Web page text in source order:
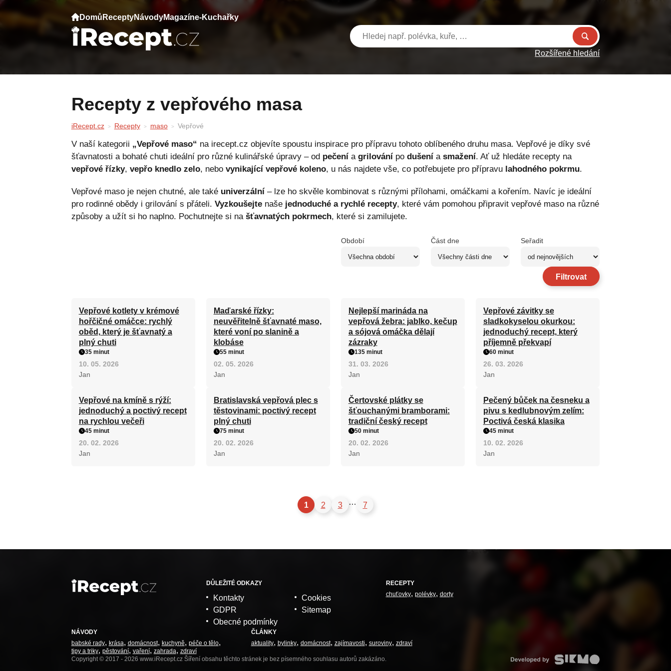
Domů ReceptyNávodyMagazíne-Kuchařky
Rozšířené hledání
Recepty z vepřového masa
iRecept.cz Recepty maso Vepřové
V naší kategorii „Vepřové maso“ na irecept.cz objevíte spoustu inspirace pro přípravu tohoto oblíbeného druhu masa. Vepřové je díky své
šťavnatosti a bohaté chuti ideální pro různé kulinářské úpravy – od pečenía grilovánípo dušenía smažení. Ať už hledáte recepty na
vepřové řízky, vepřo knedlo zelo, nebo vynikající vepřové koleno, u nás najdete vše, co potřebujete pro přípravu lahodného pokrmu.
Vepřové maso je nejen chutné, ale také univerzální– lze ho skvěle kombinovat s různými přílohami, omáčkami a kořením. Navíc je ideální
pro rodinné obědy i grilování s přáteli. Vyzkoušejtenaše jednoduché a rychlé recepty, které vám pomohou připravit vepřové maso na různé
způsoby a užít si ho naplno. Pochutnejte si na šťavnatých pokrmech, které si zamilujete.
Období Část dne Seřadit
Filtrovat
Vepřové kotlety v krémové
hořčičné omáčce: rychlý
oběd, který je šťavnatý a
plný chuti
35 minut
10. 05. 2026
Jan
Maďarské řízky:
neuvěřitelně šťavnaté maso,
které voní po slanině a
klobáse
55 minut
02. 05. 2026
Jan
Nejlepší marináda na
vepřová žebra: jablko, kečup
a sójová omáčka dělají
zázraky
135 minut
31. 03. 2026
Jan
Vepřové závitky se
sladkokyselou okurkou:
jednoduchý recept, který
příjemně překvapí
60 minut
26. 03. 2026
Jan
Vepřové na kmíně s rýží:
jednoduchý a poctivý recept
na rychlou večeři
45 minut
20. 02. 2026
Jan
Bratislavská vepřová plec s
těstovinami: poctivý recept
plný chuti
75 minut
20. 02. 2026
Jan
Čertovské plátky se
šťouchanými bramborami:
tradiční český recept
50 minut
20. 02. 2026
Jan
Pečený bůček na česneku a
pivu s kedlubnovým zelím:
Poctivá česká klasika
45 minut
10. 02. 2026
Jan
1 2 3 … 7
DŮLEŽITÉ ODKAZY
Kontakty
GDPR
Obecné podmínky
Cookies
Sitemap
RECEPTY
chuťovky polévky dorty
NÁVODY
babské rady
krása domácnost kuchyně
péče o tělo
tipy a triky pěstování vaření zahrada zdraví
ČLÁNKY
aktuality
bylinky domácnost zajímavosti suroviny zdraví
Copyright © 2017 - 2026 www.iRecept.cz Šíření obsahu těchto stránek je bez písemného souhlasu autorů zakázáno.